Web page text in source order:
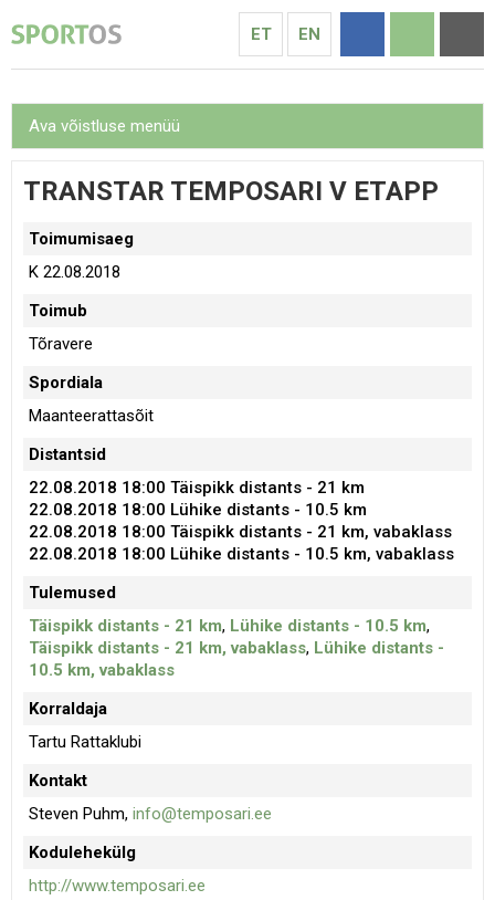
ET EN
Ava võistluse menüü
TRANSTAR TEMPOSARI V ETAPP
Toimumisaeg
K 22.08.2018
Toimub
Tõravere
Spordiala
Maanteerattasõit
Distantsid
22.08.2018 18:00 Täispikk distants - 21 km
22.08.2018 18:00 Lühike distants - 10.5 km
22.08.2018 18:00 Täispikk distants - 21 km, vabaklass
22.08.2018 18:00 Lühike distants - 10.5 km, vabaklass
Tulemused
Täispikk distants - 21 km, Lühike distants - 10.5 km,
Täispikk distants - 21 km, vabaklass, Lühike distants -
10.5 km, vabaklass
Korraldaja
Tartu Rattaklubi
Kontakt
Steven Puhm, info@temposari.ee
Kodulehekülg
http://www.temposari.ee